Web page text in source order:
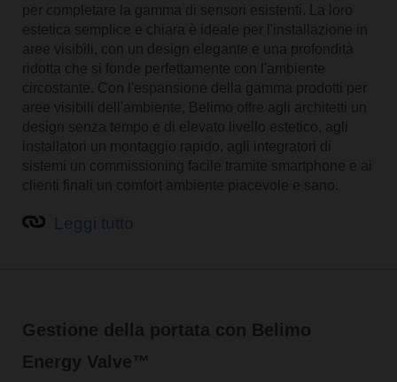
per completare la gamma di sensori esistenti. La loro
estetica semplice e chiara è ideale per l'installazione in
aree visibili, con un design elegante e una profondità
ridotta che si fonde perfettamente con l'ambiente
circostante. Con l'espansione della gamma prodotti per
aree visibili dell'ambiente, Belimo offre agli architetti un
design senza tempo e di elevato livello estetico, agli
installatori un montaggio rapido, agli integratori di
sistemi un commissioning facile tramite smartphone e ai
clienti finali un comfort ambiente piacevole e sano.
Gestione della portata con Belimo
Energy Valve™